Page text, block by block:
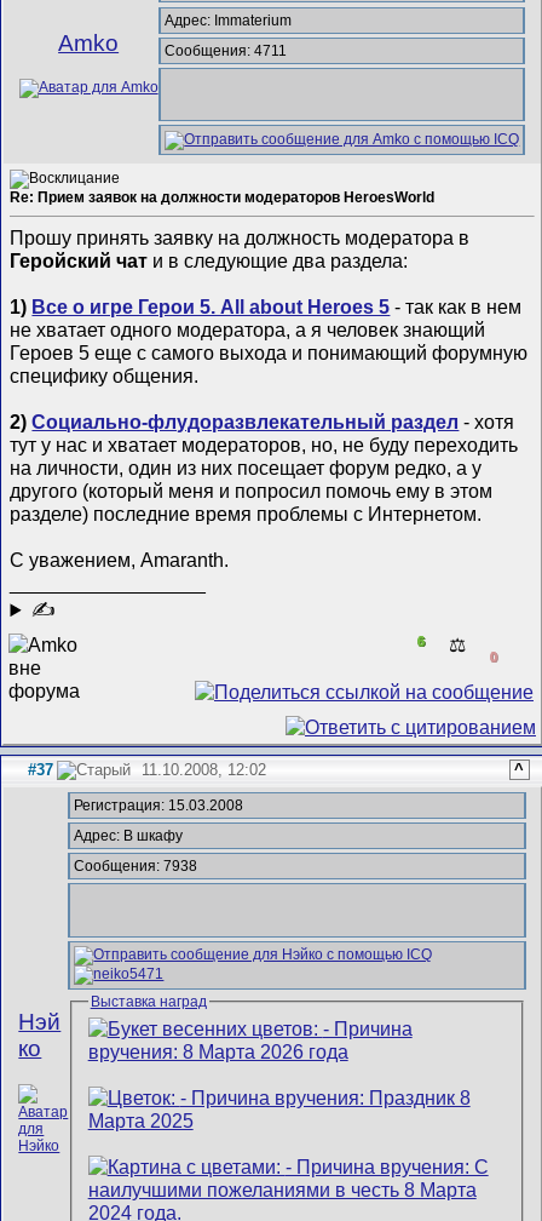
Amko
Адрес: Immaterium
Сообщения: 4711
Re: Прием заявок на должности модераторов HeroesWorld
Прошу принять заявку на должность модератора в
Геройский чат и в следующие два раздела:
1) Все о игре Герои 5. All about Heroes 5 - так как в нем
не хватает одного модератора, а я человек знающий
Героев 5 еще с самого выхода и понимающий форумную
специфику общения.
2)Социально-флудоразвлекательный раздел - хотя
тут у нас и хватает модераторов, но, не буду переходить
на личности, один из них посещает форум редко, а у
другого (который меня и попросил помочь ему в этом
разделе) последние время проблемы с Интернетом.
С уважением, Amaranth.
✍
6 ⚖️
0
#37 11.10.2008, 12:02 ^
Нэй
ко
Регистрация: 15.03.2008
Адрес: В шкафу
Сообщения: 7938
Выставка наград